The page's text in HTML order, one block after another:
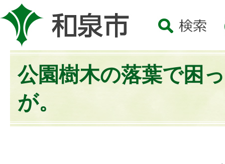
公園樹木の落葉で困
が。